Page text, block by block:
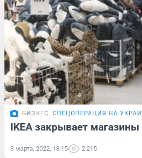
БИЗНЕС СПЕЦОПЕРАЦИЯ НА
IKEA закрывает магазины
3 марта, 2022, 18:15 2 215